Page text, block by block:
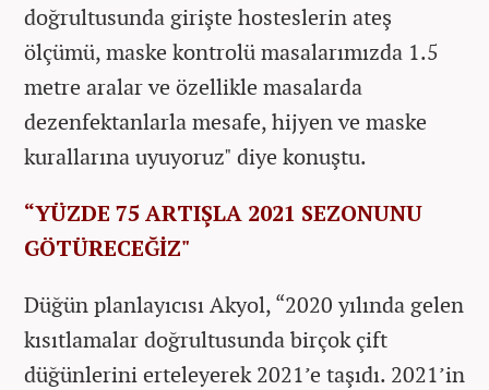
doğrultusunda girişte hosteslerin ateş
ölçümü, maske kontrolü masalarımızda 1.5
metre aralar ve özellikle masalarda
dezenfektanlarla mesafe, hijyen ve maske
kurallarına uyuyoruz" diye konuştu.
“YÜZDE 75 ARTIŞLA 2021 SEZONUNU
GÖTÜRECEĞİZ"
Düğün planlayıcısı Akyol, “2020 yılında gelen
kısıtlamalar doğrultusunda birçok çift
düğünlerini erteleyerek 2021’e taşıdı. 2021’in